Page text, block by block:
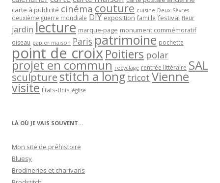
carte à publicité cinéma couture cuisine Deux-Sèvres
deuxième guerre mondiale DIY exposition famille festival fleur
jardin lecture marque-page monument commémoratif
oiseau papier maison Paris patrimoine pochette
point de croixPoitiers polar
projet en commun recyclage rentrée littéraire SAL
sculpturestitch a long tricot Vienne
visite États-Unis église
LÀ OÙ JE VAIS SOUVENT…
Mon site de préhistoire
Bluesy
Brodineries et charivaris